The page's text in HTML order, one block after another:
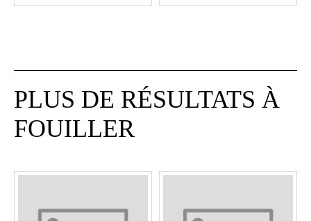
PLUS DE RÉSULTATS À
FOUILLER